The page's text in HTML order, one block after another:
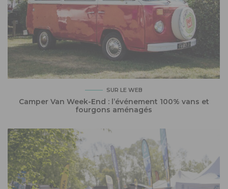
SUR LE WEB
Camper Van Week-End : l’événement 100% vans et
fourgons aménagés